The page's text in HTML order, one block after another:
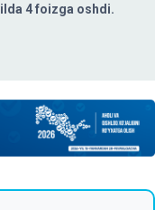
4 foizga oshdi.